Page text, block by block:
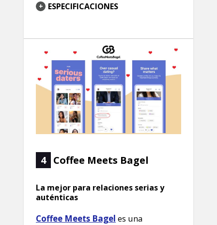
ESPECIFICACIONES
4 Coffee Meets Bagel
La mejor para relaciones serias y
auténticas
Coffee Meets Bagel es una